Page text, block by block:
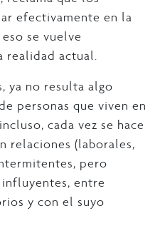
efectivamente en la
se vuelve
realidad actual.
ya no resulta algo
personas que viven en
cada vez se hace
relaciones (laborales,
pero
entre
y con el suyo